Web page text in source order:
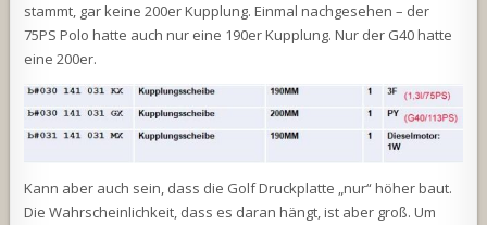
stammt, gar keine 200er Kupplung. Einmal nachgesehen – der
75PS Polo hatte auch nur eine 190er Kupplung. Nur der G40 hatte
eine 200er.
Kann aber auch sein, dass die Golf Druckplatte „nur“ höher baut.
Die Wahrscheinlichkeit, dass es daran hängt, ist aber groß. Um